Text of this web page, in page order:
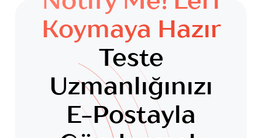
Koymaya Hazır
Teste
Uzmanlığınızı
E-Postayla